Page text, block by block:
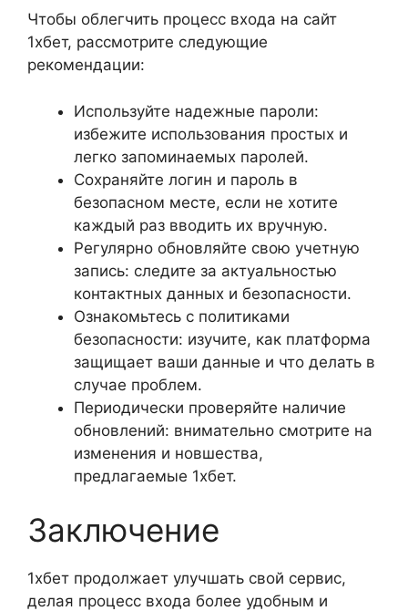
Чтобы облегчить процесс входа на сайт
1хбет, рассмотрите следующие
рекомендации:
Используйте надежные пароли:
избежите использования простых и
легко запоминаемых паролей.
Сохраняйте логин и пароль в
безопасном месте, если не хотите
каждый раз вводить их вручную.
Регулярно обновляйте свою учетную
запись: следите за актуальностью
контактных данных и безопасности.
Ознакомьтесь с политиками
безопасности: изучите, как платформа
защищает ваши данные и что делать в
случае проблем.
Периодически проверяйте наличие
обновлений: внимательно смотрите на
изменения и новшества,
предлагаемые 1хбет.
Заключение
1хбет продолжает улучшать свой сервис,
делая процесс входа более удобным и